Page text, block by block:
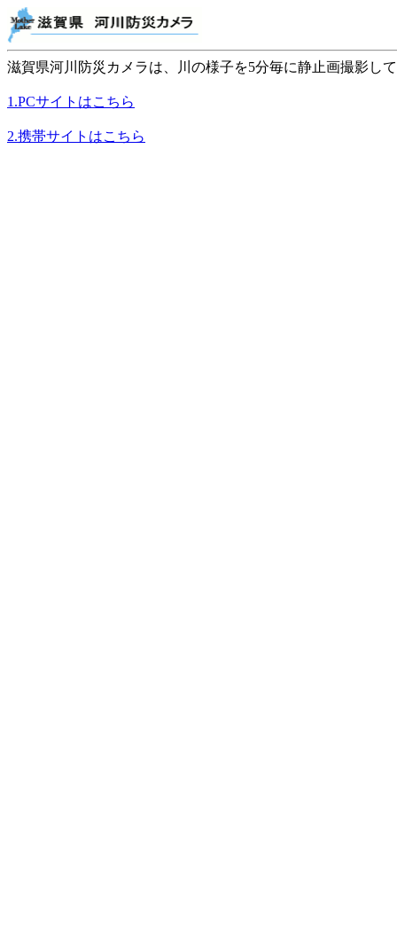
滋賀県河川防災カメラは、川の様子を5分毎に静止画撮影し
1.PCサイトはこちら
2.携帯サイトはこちら